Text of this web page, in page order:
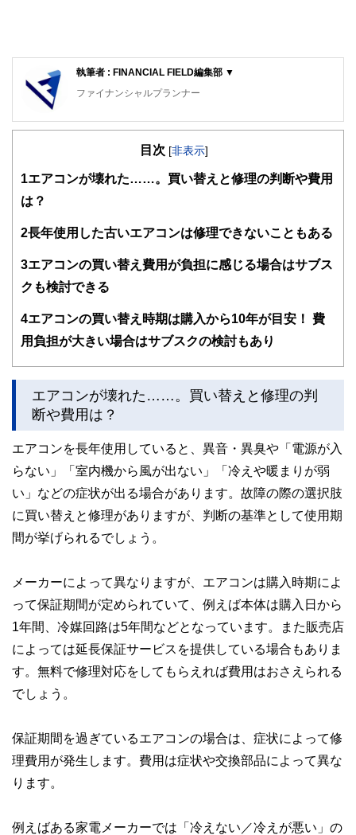
執筆者 : FINANCIAL FIELD編集部 ▼
ファイナンシャルプランナー
FinancialField編集部は、金融、経済に関する記事を、日々
知識がない方でも理解できるようわかりやすく発信していま
関わることで、読者目線のコンテンツを追求しています。
FinancialFieldの特徴は、ファイナンシャルプランナー、弁
ドバイザー、DCプランナー、公認会計士、社会保険労務
ど150名以上の有資格者を執筆者・監修者として迎え、むず
をわかりやすく発信している点です。
執筆者・監修者による執筆体制を築くことで、内容のわかり
やすさはもちろんのこと、読み応えのあるコンテンツと確か
な情報発信を実現しています。
私たちは、快適でより良い生活のアイデアを提供するお金の
コンシェルジュを目指します。
目次 [非表示]
1 エアコンが壊れた……。買い替えと修理の判断や費用
は？
2長年使用した古いエアコンは修理できないこともある
3エアコンの買い替え費用が負担に感じる場合はサブス
クも検討できる
4エアコンの買い替え時期は購入から10年が目安！ 費
用負担が大きい場合はサブスクの検討もあり
エアコンが壊れた……。買い替えと修理の判
断や費用は？
エアコンを長年使用していると、異音・異臭や「電源が入
らない」「室内機から風が出ない」「冷えや暖まりが弱
い」などの症状が出る場合があります。故障の際の選択肢
に買い替えと修理がありますが、判断の基準として使用期
間が挙げられるでしょう。
メーカーによって異なりますが、エアコンは購入時期によ
って保証期間が定められていて、例えば本体は購入日から
1年間、冷媒回路は5年間などとなっています。また販売店
によっては延長保証サービスを提供している場合もありま
す。無料で修理対応をしてもらえれば費用はおさえられる
でしょう。
保証期間を過ぎているエアコンの場合は、症状によって修
理費用が発生します。費用は症状や交換部品によって異な
ります。
例えばある家電メーカーでは「冷えない／冷えが悪い」の